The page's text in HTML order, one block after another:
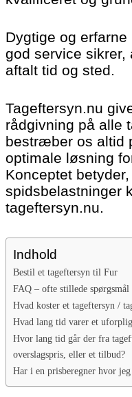
Dygtige og
god service sikrer,
aftalt tid og sted.
Tageftersyn.nu
rådgivning på alle
bestræber os altid
optimale løsning
Konceptet
spidsbelastninger
tageftersyn.nu.
Indhold
Bestil et tageftersyn til Fur
FAQ – ofte stillede spørgsmål
Hvad koster et tageftersyn /
Hvad lang tid varer et
Hvor lang tid går der fra
overslagspris, eller et tilbud?
Har i en prisberegner hvor